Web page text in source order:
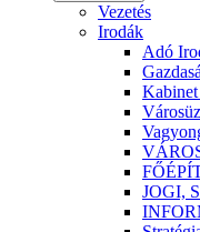
Vezetés
Irodák
Adó
JOGI,